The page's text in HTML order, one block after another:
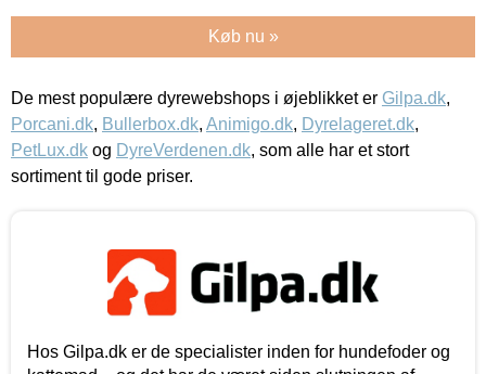
Køb nu »
De mest populære dyrewebshops i øjeblikket er Gilpa.dk,
Porcani.dk, Bullerbox.dk, Animigo.dk, Dyrelageret.dk,
PetLux.dk og DyreVerdenen.dk, som alle har et stort
sortiment til gode priser.
Hos Gilpa.dk er de specialister inden for hundefoder og